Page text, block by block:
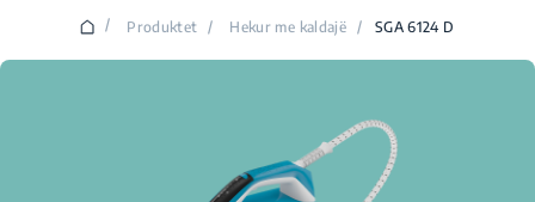
/ Produktet / Hekur me kaldajë / SGA 6124 D